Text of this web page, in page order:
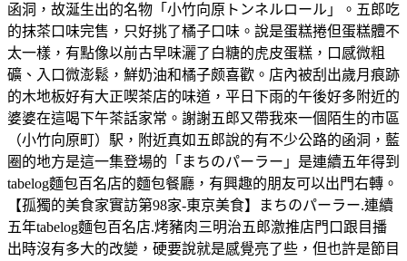
函洞，故涎生出的名物「小竹向原トンネルロール」。五郎吃
的抹茶口味完售，只好挑了橘子口味。說是蛋糕捲但蛋糕體不
太一樣，有點像以前古早味灑了白糖的虎皮蛋糕，口感微粗
礦、入口微澎鬆，鮮奶油和橘子颇喜歡。店內被刮出歲月痕跡
的木地板好有大正喫茶店的味道，平日下雨的午後好多附近的
婆婆在這喝下午茶話家常。謝謝五郎又帶我來一個陌生的市區
（小竹向原町）駅，附近真如五郎說的有不少公路的函洞，藍
圈的地方是這一集登場的「まちのパーラー」是連續五年得到
tabelog麵包百名店的麵包餐廳，有興趣的朋友可以出門右轉。
【孤獨的美食家實訪第98家-東京美食】まちのパーラー.連續
五年tabelog麵包百名店.烤豬肉三明治五郎激推店門口跟目播
出時沒有多大的改變，硬要說就是感覺亮了些，但也許是節目